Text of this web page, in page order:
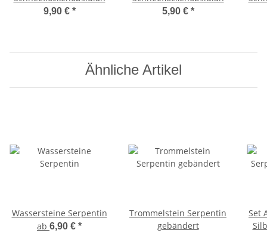
9,90 € * 5,90 € *
Ähnliche Artikel
Wassersteine Serpentin
ab 6,90 € *
Trommelstein Serpentin
gebändert
Set